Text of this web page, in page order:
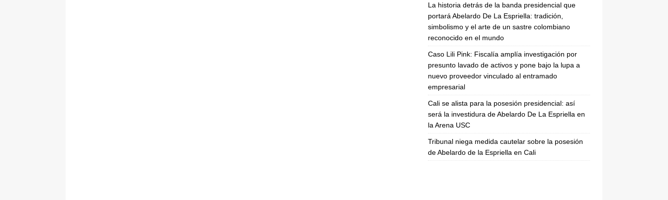
La historia detrás de la banda presidencial que
portará Abelardo De La Espriella: tradición,
simbolismo y el arte de un sastre colombiano
reconocido en el mundo
Caso Lili Pink: Fiscalía amplía investigación por
presunto lavado de activos y pone bajo la lupa a
nuevo proveedor vinculado al entramado
empresarial
Cali se alista para la posesión presidencial: así
será la investidura de Abelardo De La Espriella en
la Arena USC
Tribunal niega medida cautelar sobre la posesión
de Abelardo de la Espriella en Cali